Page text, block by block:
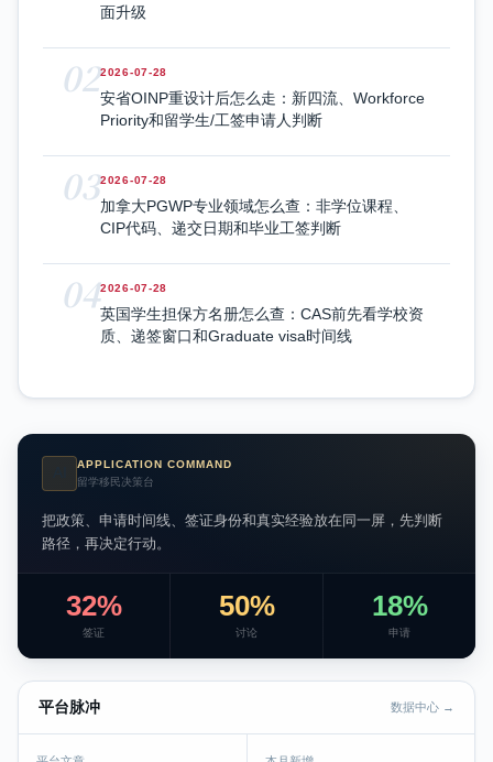
面升级
022026-07-28
安省OINP重设计后怎么走：新四流、Workforce
Priority和留学生/工签申请人判断
032026-07-28
加拿大PGWP专业领域怎么查：非学位课程、
CIP代码、递交日期和毕业工签判断
042026-07-28
英国学生担保方名册怎么查：CAS前先看学校资
质、递签窗口和Graduate visa时间线
APPLICATION COMMAND
留学移民决策台
把政策、申请时间线、签证身份和真实经验放在同一屏，先判断
路径，再决定行动。
32%
签证
50%
讨论
18%
申请
平台脉冲 数据中心 →